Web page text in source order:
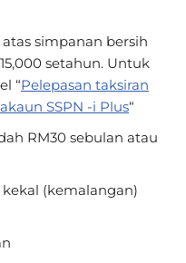
simpanan bersih
setahun. Untuk
“Pelepasan taksiran
SSPN -i Plus“
RM30 sebulan atau
(kemalangan)